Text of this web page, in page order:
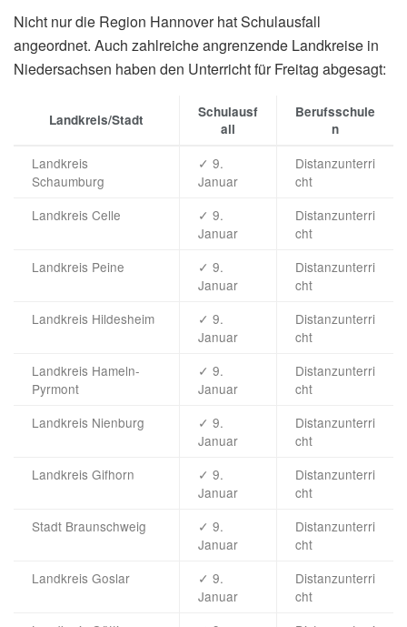
Nicht nur die Region Hannover hat Schulausfall
angeordnet. Auch zahlreiche angrenzende Landkreise in
Niedersachsen haben den Unterricht für Freitag abgesagt:
Landkreis/Stadt
Schulausf
all
Berufsschule
n
Landkreis
Schaumburg
✓ 9.
Januar
Distanzunterri
cht
Landkreis Celle
✓ 9.
Januar
Distanzunterri
cht
Landkreis Peine
✓ 9.
Januar
Distanzunterri
cht
Landkreis Hildesheim
✓ 9.
Januar
Distanzunterri
cht
Landkreis Hameln-
Pyrmont
✓ 9.
Januar
Distanzunterri
cht
Landkreis Nienburg
✓ 9.
Januar
Distanzunterri
cht
Landkreis Gifhorn
✓ 9.
Januar
Distanzunterri
cht
Stadt Braunschweig
✓ 9.
Januar
Distanzunterri
cht
Landkreis Goslar
✓ 9.
Januar
Distanzunterri
cht